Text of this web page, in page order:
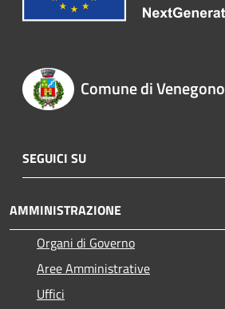
Comune di
SEGUICI SU
AMMINISTRAZIONE
Organi di Governo
Aree Amministrative
Uffici